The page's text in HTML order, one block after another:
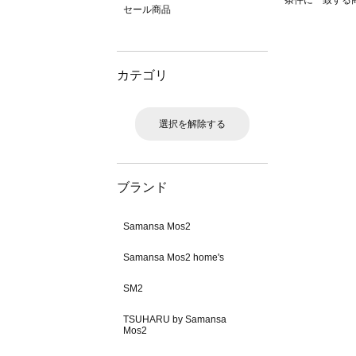
セール商品
カテゴリ
選択を解除する
ブランド
Samansa Mos2
Samansa Mos2 home's
SM2
TSUHARU by Samansa
Mos2